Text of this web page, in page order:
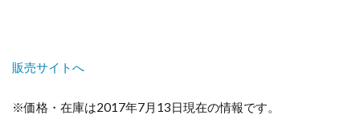
販売サイトへ
※価格・在庫は2017年7月13日現在の情報です。